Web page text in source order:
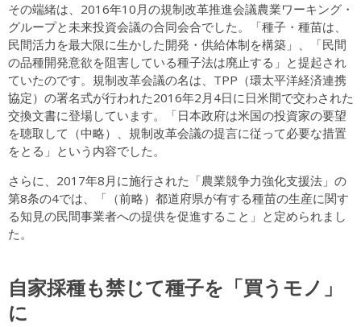
その端緒は、2016年10月の規制改革推進会議農業ワーキング・
グループと未来投資会議の合同会合でした。「種子・種苗は、
民間活力を最大限に生かした開発・供給体制を構築」、「民間
の品種開発意欲を阻害している種子法は廃止する」と提起され
ていたのです。規制改革会議の名は、TPP（環太平洋経済連携
協定）の署名式が行われた2016年2月4日に日米間で交わされた
交換文書に登場しています。「日本政府は米国の投資家の要望
を聴取して（中略）、規制改革会議の提言に従って必要な措置
をとる」という内容でした。
さらに、2017年8月に施行された「農業競争力強化支援法」の
第8条の4では、「（前略）都道府県が有する種苗の生産に関す
る知見の民間事業者への提供を促進すること」と定められまし
た。
自家採種も禁じて種子を「買うモノ」
に